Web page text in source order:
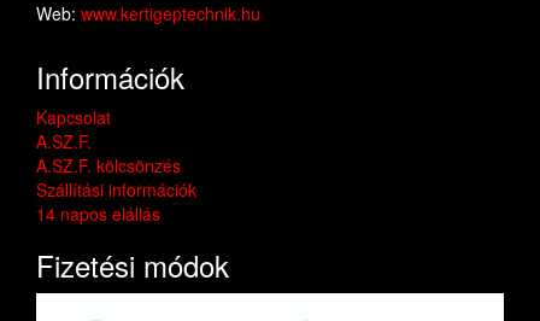
Web: www.kertigeptechnik.hu
Információk
Kapcsolat
A.SZ.F.
A.SZ.F. kölcsönzés
Szállítási információk
14 napos elállás
Fizetési módok